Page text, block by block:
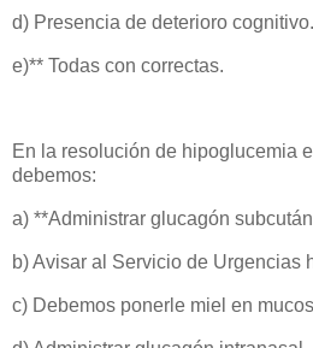
d) Presencia de deterioro cognitivo.
e)** Todas con correctas.
En la resolución de hipoglucemia
debemos:
a) **Administrar glucagón
b) Avisar al Servicio de Urgencias
c) Debemos ponerle miel en